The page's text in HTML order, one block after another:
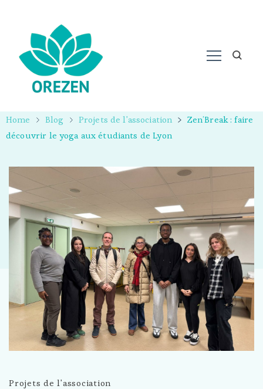
Home Blog Projets de l'association
Zen’Break : faire
découvrir le yoga aux étudiants de Lyon
Projets de l'association